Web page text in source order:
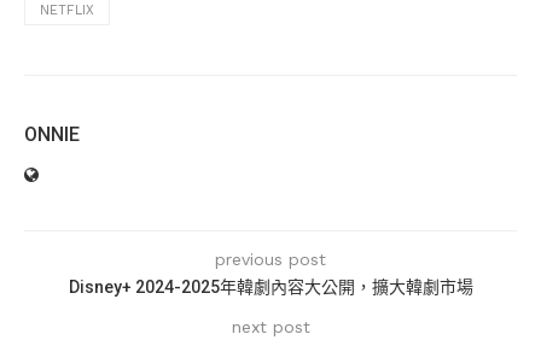
NETFLIX
ONNIE
previous post
Disney+ 2024-2025年韓劇內容大公開，擴大韓劇市場
next post